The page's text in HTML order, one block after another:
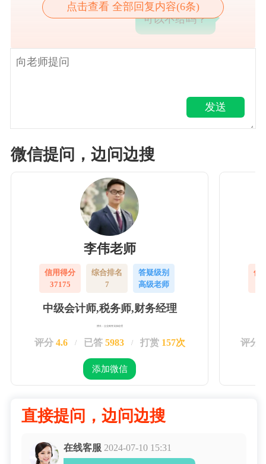
可以不给吗？
点击查看 全部回复内容(6条)
发送
微信提问，边问边搜
李伟老师
信用得分
37175
综合排名
7
答疑级别
高级老师
中级会计师,税务师,财务经理
擅长：企业账务实操处理
评分 4.6 / 已答 5983 / 打赏 157次
添加微信
信
评分
直接提问，边问边搜
在线客服 2024-07-10 15:31